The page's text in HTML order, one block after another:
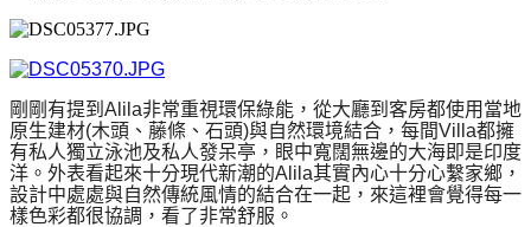
剛剛有提到Alila非常重視環保綠能，從大廳到客房都使用當地
原生建材(木頭、藤條、石頭)與自然環境結合，每間Villa都擁
有私人獨立泳池及私人發呆亭，眼中寬闊無邊的大海即是印度
洋。外表看起來十分現代新潮的Alila其實內心十分心繫家鄉，
設計中處處與自然傳統風情的結合在一起，來這裡會覺得每一
樣色彩都很協調，看了非常舒服。